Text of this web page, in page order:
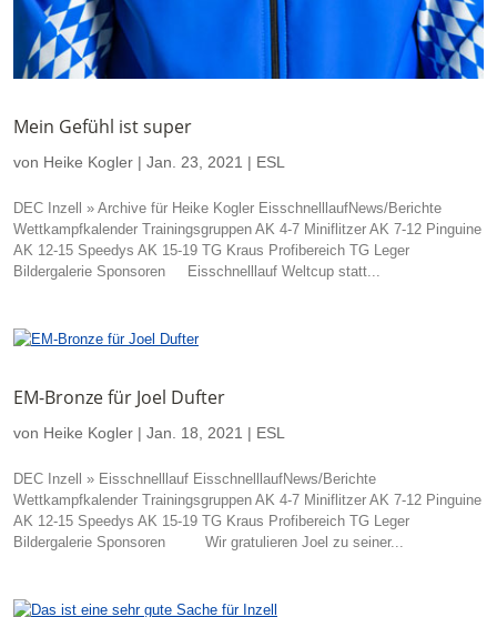
Mein Gefühl ist super
von Heike Kogler | Jan. 23, 2021 | ESL
DEC Inzell » Archive für Heike Kogler EisschnelllaufNews/Berichte
Wettkampfkalender Trainingsgruppen AK 4-7 Miniflitzer AK 7-12 Pinguine
AK 12-15 Speedys AK 15-19 TG Kraus Profibereich TG Leger
Bildergalerie Sponsoren Eisschnelllauf Weltcup statt...
EM-Bronze für Joel Dufter
von Heike Kogler | Jan. 18, 2021 | ESL
DEC Inzell » Eisschnelllauf EisschnelllaufNews/Berichte
Wettkampfkalender Trainingsgruppen AK 4-7 Miniflitzer AK 7-12 Pinguine
AK 12-15 Speedys AK 15-19 TG Kraus Profibereich TG Leger
Bildergalerie Sponsoren Wir gratulieren Joel zu seiner...